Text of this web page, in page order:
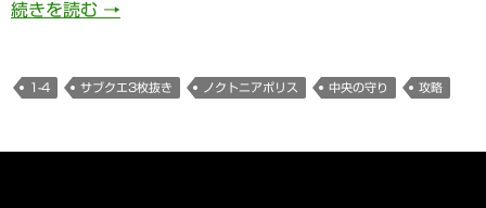
続きを読む 617日目その4 ノクトニアポリス1-4【中央の
→
1-4 サブクエ3枚抜き ノクトニアポリス 中央の守り 攻略